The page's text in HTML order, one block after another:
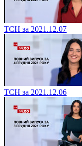
ТСН за 2021.12.07
ТСН за 2021.12.06